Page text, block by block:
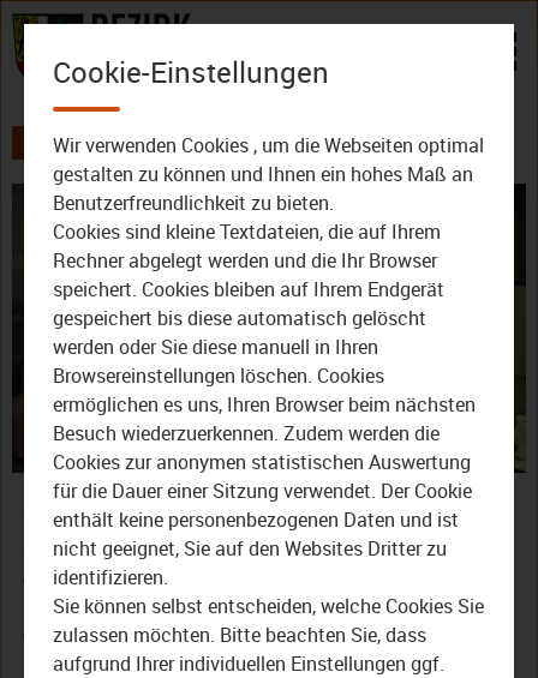
Zum Inhalt
AKTUELLES ALLE VIDEOS
Video
„Meichela“: Die Verkündung
des Oberfränkischen
Wortes des Jahres 2023 in
voller Länge
Cookie-Einstellungen
Wir verwenden Cookies , um die Webseiten optimal
gestalten zu können und Ihnen ein hohes Maß an
Benutzerfreundlichkeit zu bieten.
Cookies sind kleine Textdateien, die auf Ihrem
Rechner abgelegt werden und die Ihr Browser
speichert. Cookies bleiben auf Ihrem Endgerät
gespeichert bis diese automatisch gelöscht
werden oder Sie diese manuell in Ihren
Browsereinstellungen löschen. Cookies
ermöglichen es uns, Ihren Browser beim nächsten
Besuch wiederzuerkennen. Zudem werden die
Cookies zur anonymen statistischen Auswertung
für die Dauer einer Sitzung verwendet. Der Cookie
enthält keine personenbezogenen Daten und ist
nicht geeignet, Sie auf den Websites Dritter zu
identifizieren.
Sie können selbst entscheiden, welche Cookies Sie
zulassen möchten. Bitte beachten Sie, dass
aufgrund Ihrer individuellen Einstellungen ggf.